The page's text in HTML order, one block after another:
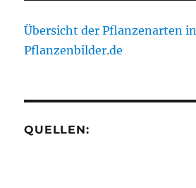
Übersicht der Pflanzenarten in
Pflanzenbilder.de
QUELLEN: